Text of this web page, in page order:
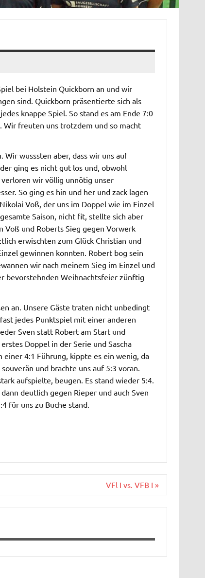
bei Holstein Quickborn an und wir
sind. Quickborn präsentierte sich als
knappe Spiel. So stand es am Ende 7:0
Wir freuten uns trotzdem und so macht
Wir wusssten aber, dass wir uns auf
ging es nicht gut los und, obwohl
wir völlig unnötig unser
So ging es hin und her und zack lagen
Voß, der uns im Doppel wie im Einzel
Saison, nicht fit, stellte sich aber
Voß und Roberts Sieg gegen Vorwerk
erwischten zum Glück Christian und
gewinnen konnten. Robert bog sein
wir nach meinem Sieg im Einzel und
bevorstehnden Weihnachtsfeier zünftig
an. Unsere Gäste traten nicht unbedingt
jedes Punktspiel mit einer anderen
Sven statt Robert am Start und
Doppel in der Serie und Sascha
einer 4:1 Führung, kippte es ein wenig, da
und brachte uns auf 5:3 voran.
aufspielte, beugen. Es stand wieder 5:4.
deutlich gegen Rieper und auch Sven
für uns zu Buche stand.
VFl I vs. VFB I »